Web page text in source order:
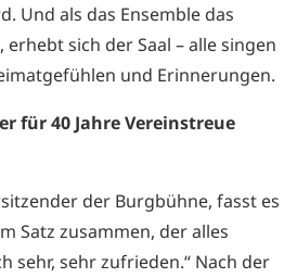
Und als das Ensemble das
sich der Saal – alle singen
und Erinnerungen.
für 40 Jahre Vereinstreue
der Burgbühne, fasst es
Satz zusammen, der alles
sehr, sehr zufrieden.“ Nach der